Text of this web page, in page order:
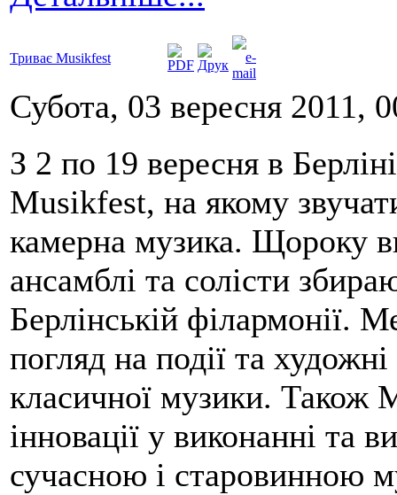
Триває Musikfest
Субота, 03 вересня 2011,
З 2 по 19 вересня в
Musikfest, на якому
камерна музика. Щороку
ансамблі та солісти
Берлінській філармонії.
погляд на події та
класичної музики. Також
інновації у виконанні та
сучасною і старовинною